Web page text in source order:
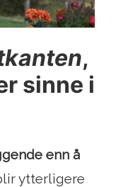
,
sinne i
enn å
ytterligere